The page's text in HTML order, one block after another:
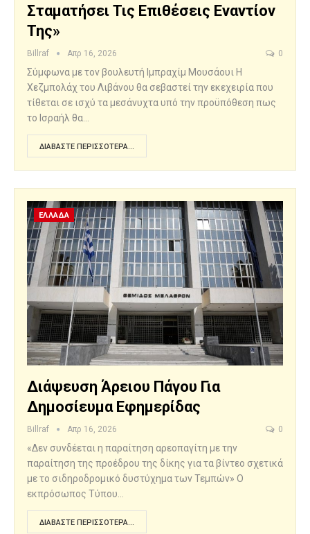
Σταματήσει Τις Επιθέσεις Εναντίον
Της»
Billraf Απρ 16, 2026 0
Σύμφωνα με τον βουλευτή Ιμπραχίμ Μουσάουι H
Χεζμπολάχ του Λιβάνου θα σεβαστεί την εκεχειρία που
τίθεται σε ισχύ τα μεσάνυχτα υπό την προϋπόθεση πως
το Ισραήλ θα…
ΔΙΑΒΆΣΤΕ ΠΕΡΙΣΣΌΤΕΡΑ...
ΕΛΛΑΔΑ
Διάψευση Άρειου Πάγου Για
Δημοσίευμα Εφημερίδας
Billraf Απρ 16, 2026 0
«Δεν συνδέεται η παραίτηση αρεοπαγίτη με την
παραίτηση της προέδρου της δίκης για τα βίντεο σχετικά
με το σιδηροδρομικό δυστύχημα των Τεμπών» Ο
εκπρόσωπος Τύπου…
ΔΙΑΒΆΣΤΕ ΠΕΡΙΣΣΌΤΕΡΑ...